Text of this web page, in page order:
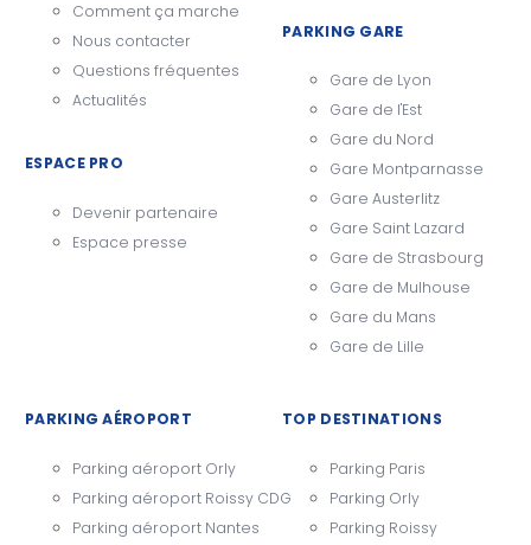
Comment ça marche
Nous contacter
Questions fréquentes
Actualités
ESPACE PRO
Devenir partenaire
Espace presse
PARKING GARE
Gare de Lyon
Gare de l'Est
Gare du Nord
Gare Montparnasse
Gare Austerlitz
Gare Saint Lazard
Gare de Strasbourg
Gare de Mulhouse
Gare du Mans
Gare de Lille
PARKING AÉROPORT
Parking aéroport Orly
Parking aéroport Roissy CDG
Parking aéroport Nantes
TOP DESTINATIONS
Parking Paris
Parking Orly
Parking Roissy